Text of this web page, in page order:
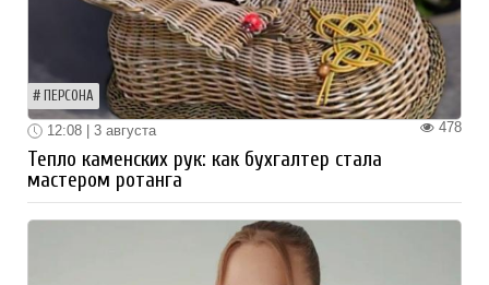
ПЕРСОНА
478
12:08 | 3 августа
Тепло каменских рук: как бухгалтер стала
мастером ротанга